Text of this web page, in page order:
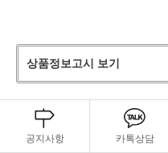
상품정보고시 보기
공지사항 카톡상담